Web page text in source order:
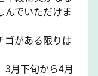
んでいただけま
ゴがある限りは
3月下旬から4月